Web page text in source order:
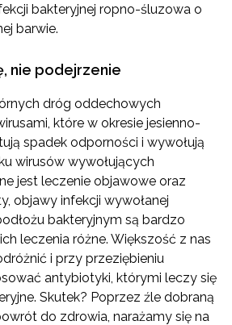
bakteryjnej ropno-śluzowa o
barwie.
nie podejrzenie
dróg oddechowych
które w okresie jesienno-
spadek odporności i wywołują
wirusów wywołujących
jest leczenie objawowe oraz
objawy infekcji wywołanej
bakteryjnym są bardzo
leczenia różne. Większość z nas
i przy przeziębieniu
antybiotyki, którymi leczy się
Skutek? Poprzez źle dobraną
do zdrowia, narażamy się na